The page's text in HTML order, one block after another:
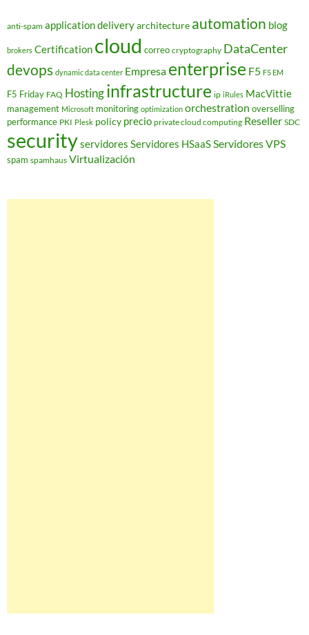
anti-spam application deliveryarchitecture automation blog
brokers Certification cloud correo cryptography DataCenter
devops dynamic data center Empresa enterprise F5 F5 EM
F5 Friday FAQ Hostinginfrastructure ip iRules MacVittie
management Microsoft monitoring optimization orchestration overselling
performance PKI Plesk policy precio private cloud computing Reseller SDC
securityservidores Servidores HSaaSServidores VPS
spam spamhaus Virtualización